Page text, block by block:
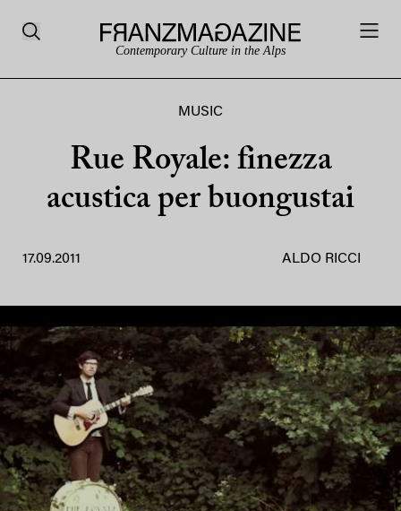
Contemporary Culture in the Alps
MUSIC
Rue Royale: finezza
acustica per buongustai
17.09.2011 ALDO RICCI